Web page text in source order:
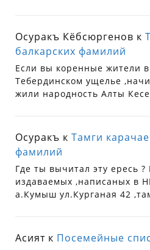
Осуракъ Кёбсюргенов к
балкарских фамилий
Если вы коренные жители
Тебердинском ущелье
жили народность Алты
Осуракъ кТамги
фамилий
Где ты вычитал эту ересь
издаваемых ,написаных в
а.Кумыш ул.Курганая 42
Асият к Посемейные